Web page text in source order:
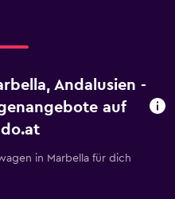
Andalusien -
auf
in Marbella für dich